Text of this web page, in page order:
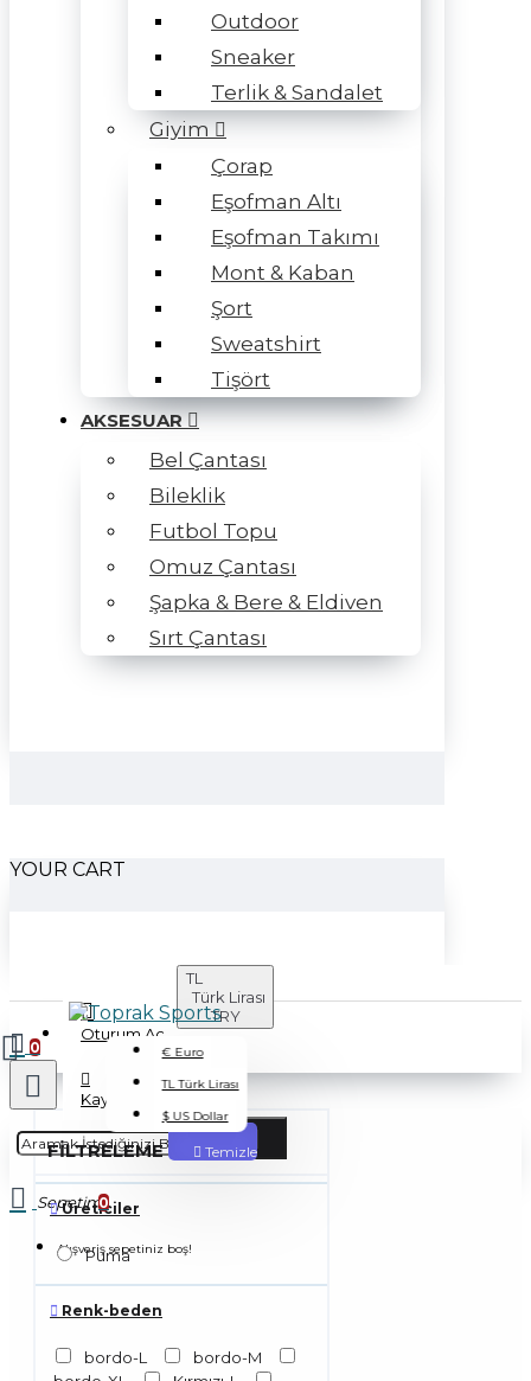
Outdoor
Sneaker
Terlik & Sandalet
Giyim
Çorap
Eşofman Altı
Eşofman Takımı
Mont & Kaban
Şort
Sweatshirt
Tişört
AKSESUAR
Bel Çantası
Bileklik
Futbol Topu
Omuz Çantası
Şapka & Bere & Eldiven
Sırt Çantası
YOUR CART
Oturum Aç
Kayıt Ol
TL
Türk Lirası
TRY
€ Euro
TL Türk Lirası
$ US Dollar
0
Sepetim0
Alışveriş sepetiniz boş!
FILTRELEME Temizle
Üreticiler
Puma
Renk-beden
bordo-L
bordo-M